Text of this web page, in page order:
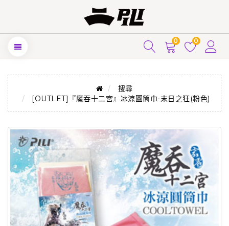
0 0
搜尋
[OUTLET]『魔吞十二宮』冰涼圓筒巾-末日之狂(粉色)